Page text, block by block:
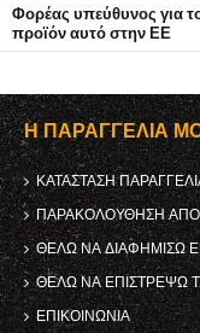
Φορέας υπεύθυνος για
προϊόν αυτό στην ΕΕ
Η ΠΑΡΑΓΓΕΛΊΑ
ΚΑΤΆΣΤΑΣΗ
ΠΑΡΑΚΟΛΟΎΘΗΣΗ
ΘΈΛΩ ΝΑ ΔΙΑΦΗΜΊΣΩ
ΘΈΛΩ ΝΑ ΕΠΙΣΤΡΈΨΩ
ΕΠΙΚΟΙΝΩΝΊΑ